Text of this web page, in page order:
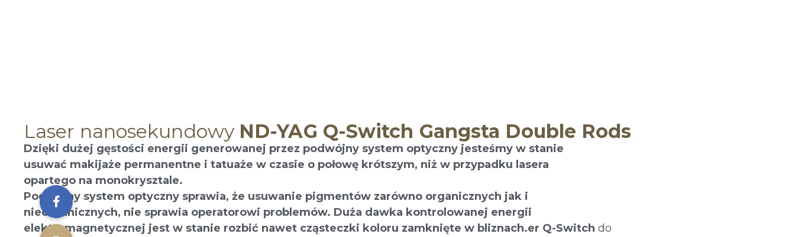
Laser nanosekundowy ND-YAG Q-Switch Gangsta Double Rods
Dzięki dużej gęstości energii generowanej przez podwójny system optyczny jesteśmy w stanie
usuwać makijaże permanentne i tatuaże w czasie o połowę krótszym, niż w przypadku lasera
opartego na monokrysztale.
Podwójny system optyczny sprawia, że usuwanie pigmentów zarówno organicznych jak i
nieorganicznych, nie sprawia operatorowi problemów. Duża dawka kontrolowanej energii
elektromagnetycznej jest w stanie rozbić nawet cząsteczki koloru zamknięte w bliznach.er Q-Switch do